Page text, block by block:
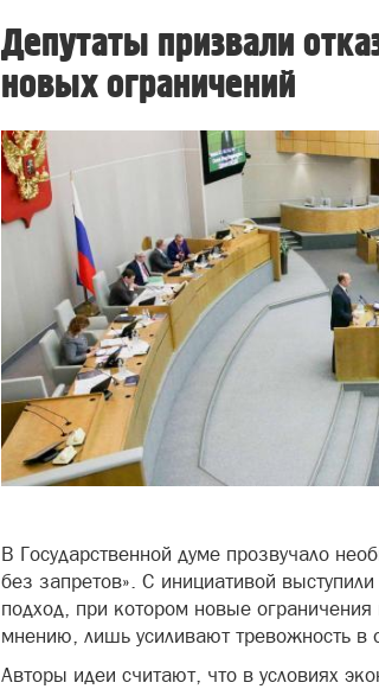
Депутаты призвали
новых ограничений
В Государственной думе прозвучало
без запретов». С инициативой
подход, при котором новые
мнению, лишь усиливают тревожность в
Авторы идеи считают, что в условиях